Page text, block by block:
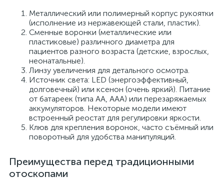
Металлический или полимерный корпус рукоятки
(исполнение из нержавеющей стали, пластик).
Сменные воронки (металлические или
пластиковые) различного диаметра для
пациентов разного возраста (детские, взрослых,
неонатальные).
Линзу увеличения для детального осмотра.
Источник света: LED (энергоэффективный,
долговечный) или ксенон (очень яркий). Питание
от батареек (типа АА, ААА) или перезаряжаемых
аккумуляторов. Некоторые модели имеют
встроенный реостат для регулировки яркости.
Клюв для крепления воронок, часто съёмный или
поворотный для удобства манипуляций.
Преимущества перед традиционными
отоскопами